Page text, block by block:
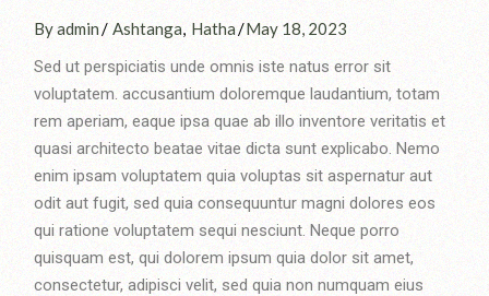
By admin Ashtanga Hatha May 18, 2023
Sed ut perspiciatis unde omnis iste natus error sit
voluptatem. accusantium doloremque laudantium, totam
rem aperiam, eaque ipsa quae ab illo inventore veritatis et
quasi architecto beatae vitae dicta sunt explicabo. Nemo
enim ipsam voluptatem quia voluptas sit aspernatur aut
odit aut fugit, sed quia consequuntur magni dolores eos
qui ratione voluptatem sequi nesciunt. Neque porro
quisquam est, qui dolorem ipsum quia dolor sit amet,
consectetur, adipisci velit, sed quia non numquam eius